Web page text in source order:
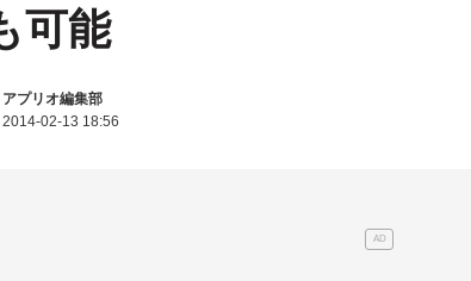
可能
アプリオ編集部
2014-02-13 18:56